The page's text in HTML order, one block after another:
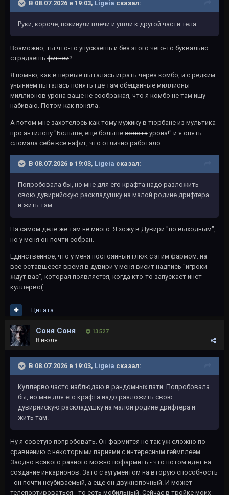
В 08.07.2026 в 19:03, Ligeia сказал:
Руки, короче, покинули плечи и ушли к другой части тела.
Возможно, ты что-то упускаешь и без этого чего-то буквально
страдаешь фигнёй?
Я помню, как в первые пыталась играть через комбо, и с редким
унынием пыталась понять где там обещанные миллионы
миллионов урона ваще не соображая, что я комбо не там ищу
набиваю. Потом как поняла.
А потом мне захотелось как тому мужику в тюрбане из мультика
про антилопу "Больше, еще больше золота урона!" и я опять
сломала себе все нафиг, что отлично работало.
В 08.07.2026 в 19:03, Ligeia сказал:
Попробовала бы, но мне для его крафта надо разложить
свою дувирийскую раскладушку на малой родине дрифтера
и жить там.
На самом деле же там не много. Я хожу в Дувири "по выходным",
но у меня он почти собран.
Единственное, что у меня постоянный глюк с этим фармом: на
все оставшееся время в дувири у меня висит надпись "игроки
ждут вас", которая появляется, когда кто-то запускает инст
куллерво(
Цитата
Соня Соня 13 527
8 июля
В 08.07.2026 в 19:03, Ligeia сказал:
Куллерво часто наблюдаю в рандомных пати. Попробовала
бы, но мне для его крафта надо разложить свою
дувирийскую раскладушку на малой родине дрифтера и
жить там.
Ну я советую попробовать. Он фармится не так уж сложно по
сравнению с некоторыми парнями с интересным геймплеем.
Заодно всякого разного можно пофармить - что потом идет на
создание инкарнонов. Зато с аугументом на вторую способность
- он почти неубиваемый, а еще он двукнопочный. И может
телепортироваться - то есть мобильный. Сейчас в тройке моих